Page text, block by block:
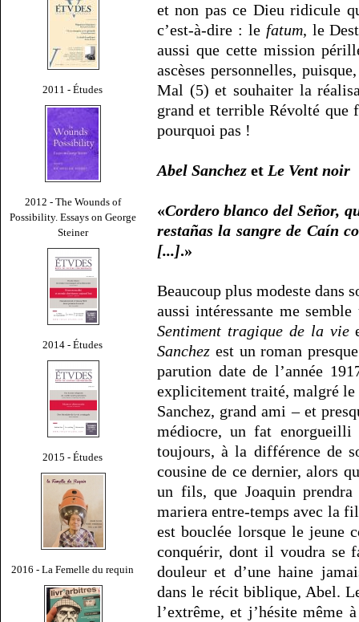
2011 - Études
2012 - The Wounds of
Possibility. Essays on George
Steiner
2014 - Études
2015 - Études
2016 - La Femelle du requin
et non pas ce Dieu ridicule
c’est-à-dire : le fatum, le
aussi que cette mission
ascèses personnelles,
Mal (5) et souhaiter la
grand et terrible Révolté que
pourquoi pas !
Abel Sanchez et Le Vent noir
«Cordero blanco del Señor,
restañas la sangre de Caín
[...].»
Beaucoup plus modeste dans
aussi intéressante me
Sentiment tragique de la vie
Sanchez est un roman
parution date de l’année
explicitement traité, malgré le
Sanchez, grand ami – et
médiocre, un fat enorgueilli
toujours, à la différence de
cousine de ce dernier, alors
un fils, que Joaquin
mariera entre-temps avec la
est bouclée lorsque le jeune
conquérir, dont il voudra se
douleur et d’une haine
dans le récit biblique, Abel.
l’extrême, et j’hésite même